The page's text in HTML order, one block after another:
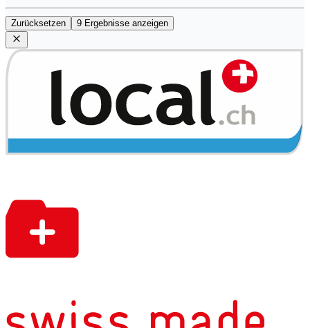
Zurücksetzen 9 Ergebnisse anzeigen